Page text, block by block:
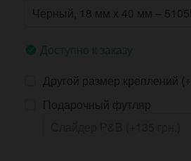
Доступно к заказу
Другой размер креплений (+
Подарочный футляр